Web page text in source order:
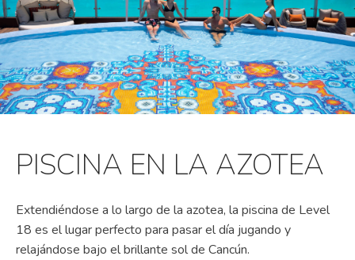
PISCINA EN LA AZOTEA
Extendiéndose a lo largo de la azotea, la piscina de Level
18 es el lugar perfecto para pasar el día jugando y
relajándose bajo el brillante sol de Cancún.